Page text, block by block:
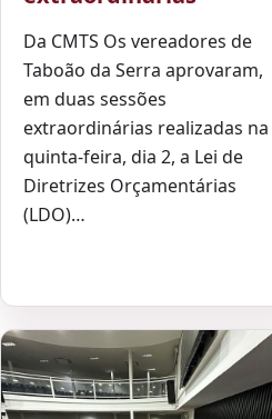
Da CMTS Os vereadores de
Taboão da Serra aprovaram,
em duas sessões
extraordinárias realizadas na
quinta-feira, dia 2, a Lei de
Diretrizes Orçamentárias
(LDO)…